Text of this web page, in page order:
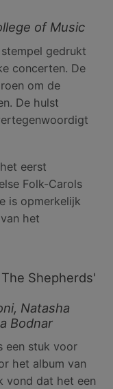
of Music
gedrukt
concerten. De
om de
De hulst
eerst
Folk-Carols
is opmerkelijk
het
Shepherds'
Natasha
Bodnar
een stuk voor
het album van
vond dat het een